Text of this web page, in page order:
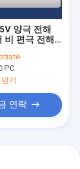
양극 전해
비 편극 전해
PC
기
연락